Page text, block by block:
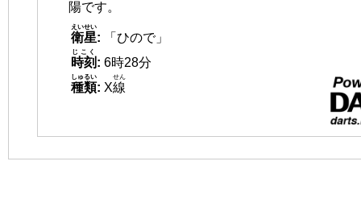
陽です。
衛星
えいせい
:
「ひので」
時刻
じこく
: 6時28分
種類
しゅるい
: X線
せん